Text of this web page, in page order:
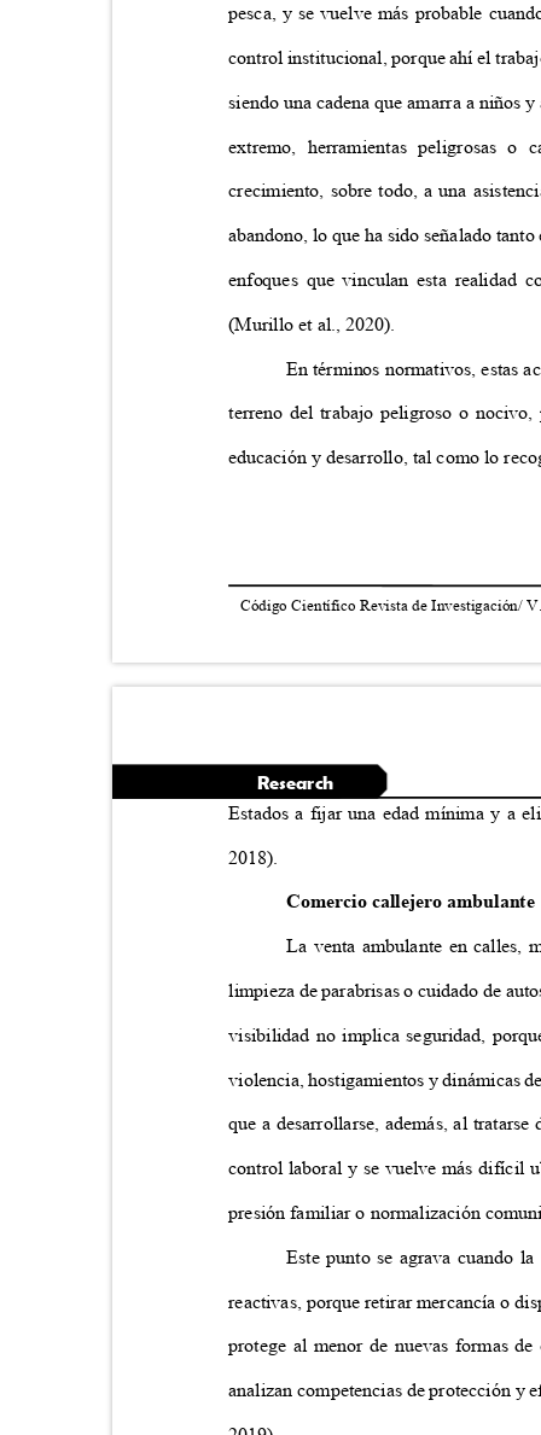
pesca, y se vuelve más probable
control institucional, porque ahí el
siendo una cadena que amarra a niños
extremo, herramientas peligrosas
crecimiento, sobre todo, a una
abandono, lo que ha sido señalado
enfoques que vinculan esta realidad
(Murillo et al., 2020).
En términos normativos, estas
terreno del trabajo peligroso o
educación y desarrollo, tal como lo
Código Científico Revista de Investigación/
Research
Estados a fijar una edad mínima y a
2018).
Comercio callejero
La venta ambulante en calles,
limpieza de parabrisas o cuidado de
visibilidad no implica seguridad,
violencia, hostigamientos y dinámicas
que a desarrollarse, además, al
control laboral y se vuelve más difícil
presión familiar o normalización
Este punto se agrava cuando
reactivas, porque retirar mercancía o
protege al menor de nuevas formas
analizan competencias de protección